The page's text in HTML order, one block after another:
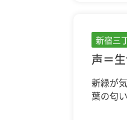
新宿三
声＝
新緑が
葉の匂